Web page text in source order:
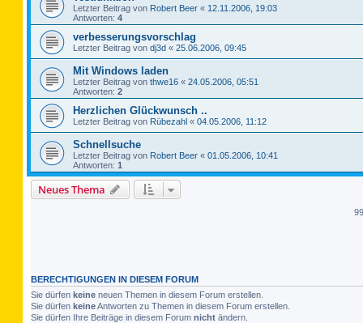
Letzter Beitrag von Robert Beer « 12.11.2006, 19:03
Antworten: 4
verbesserungsvorschlag
Letzter Beitrag von dj3d « 25.06.2006, 09:45
Mit Windows laden
Letzter Beitrag von thwe16 « 24.05.2006, 05:51
Antworten: 2
Herzlichen Glückwunsch ..
Letzter Beitrag von Rübezahl « 04.05.2006, 11:12
Schnellsuche
Letzter Beitrag von Robert Beer « 01.05.2006, 10:41
Antworten: 1
Neues Thema
BERECHTIGUNGEN IN DIESEM FORUM
Sie dürfen keine neuen Themen in diesem Forum erstellen.
Sie dürfen keineAntworten zu Themen in diesem Forum erstellen.
Sie dürfen Ihre Beiträge in diesem Forum nicht ändern.